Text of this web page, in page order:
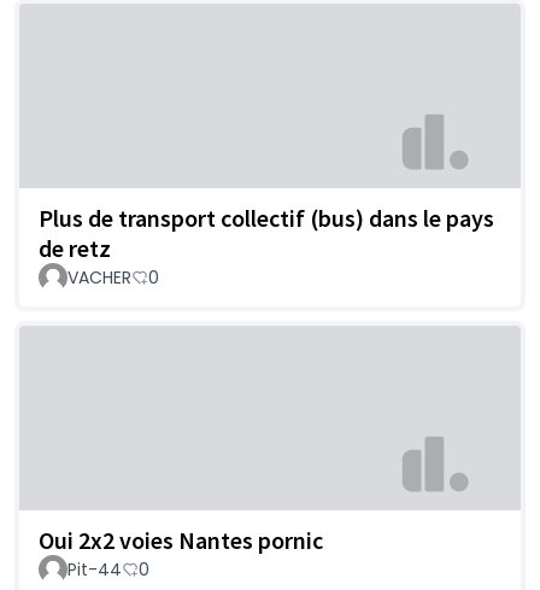
Plus de transport collectif (bus) dans le pays
de retz
VACHER 0
Oui 2x2 voies Nantes pornic
Pit-44 0